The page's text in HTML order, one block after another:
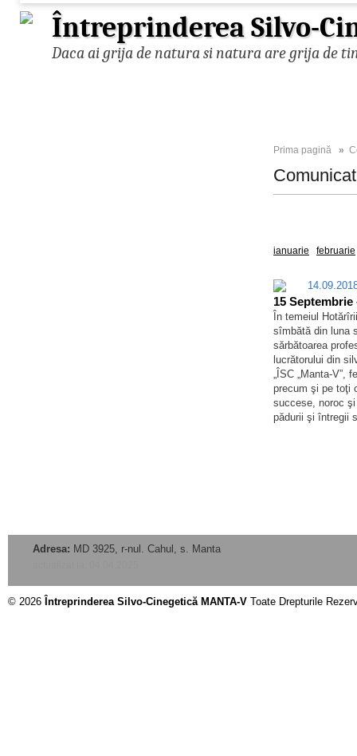
Întreprinderea Silvo-
Daca ai grija de natura si natura are grija de
Prima pagină »
ianuarie februarie
15
În temeiul
sîmbătă din luna
sărbătoarea
lucrătorului din
„ÎSC „Manta-V”,
precum şi pe toţi
succese, noroc
pădurii şi întregii
Adresa: MD 3925, r-nul. Cahul, s. Manta
© 2026 Întreprinderea Silvo-Cinegetică MANTA-V Toate Drepturile